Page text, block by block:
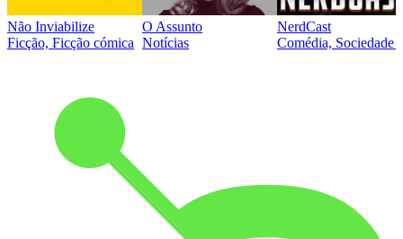
Não Inviabilize
Ficção, Ficção cómica
O Assunto
Notícias
NerdCast
Comédia, Sociedade